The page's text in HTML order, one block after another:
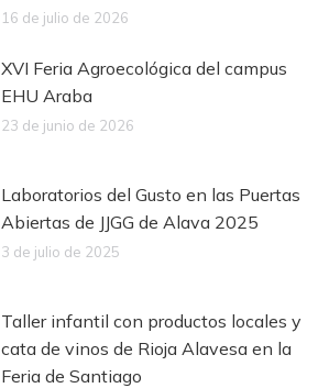
16 de julio de 2026
XVI Feria Agroecológica del campus
EHU Araba
23 de junio de 2026
Laboratorios del Gusto en las Puertas
Abiertas de JJGG de Alava 2025
3 de julio de 2025
Taller infantil con productos locales y
cata de vinos de Rioja Alavesa en la
Feria de Santiago